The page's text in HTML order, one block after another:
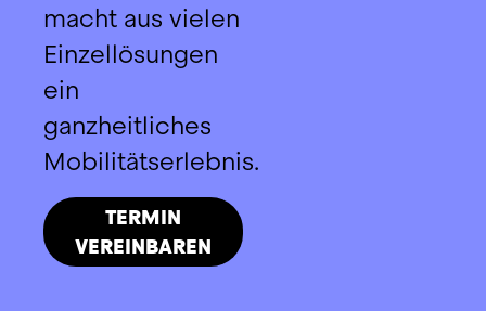
macht aus vielen
Einzellösungen
ein
ganzheitliches
Mobilitätserlebnis.
TERMIN
VEREINBAREN